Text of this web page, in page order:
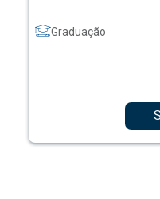
Graduação